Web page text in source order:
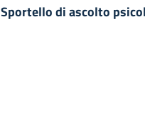
Sportello di ascolto